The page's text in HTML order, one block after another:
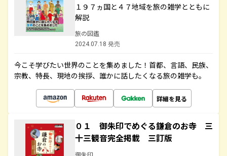
１９７ヵ国と４７地域を旅の雑学とともに
解説
旅の図鑑
2024.07.18 発売
今こそ学びたい世界のことを集めました！首都、言語、民族、
宗教、特長、現地の挨拶、誰かに話したくなる旅の雑学も。
詳細を見る
０１ 御朱印でめぐる鎌倉のお寺 三
十三観音完全掲載 三訂版
御朱印